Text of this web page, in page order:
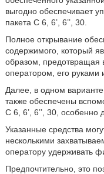
выгодно обеспечивает
пакета С 6, 6’, 6’’, 30.
Полное открывание
содержимого, который
образом, предотвращая
оператором, его руками
Далее, в одном
также обеспечены
С 6, 6’, 6’’, 30, особенно
Указанные средства
несколькими
оператору удерживать
Предпочтительно, это